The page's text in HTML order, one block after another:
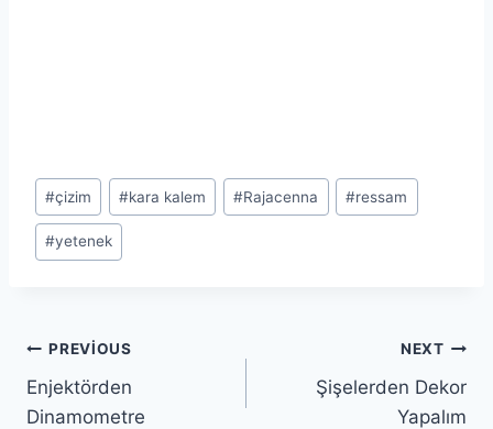
Post
Tags:
#çizim #kara kalem #Rajacenna #ressam
#yetenek
Yazı
gezinmesi
PREVIOUS
Enjektörden
Dinamometre
NEXT
Şişelerden Dekor
Yapalım